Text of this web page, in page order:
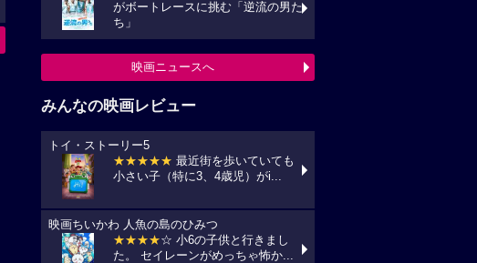
がボートレースに挑む「逆流の男た
ち」
映画ニュースへ
みんなの映画レビュー
トイ・ストーリー5
★★★★★ 最近街を歩いていても
小さい子（特に3、4歳児）がi...
映画ちいかわ 人魚の島のひみつ
★★★★☆ 小6の子供と行きまし
た。 セイレーンがめっちゃ怖か...